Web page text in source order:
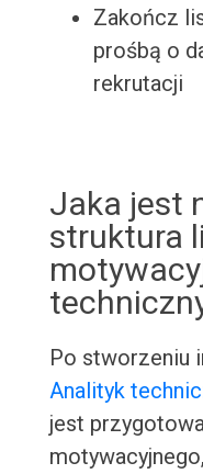
Zakończ
prośbą o
rekrutacji
Jaka jest
struktura
Po stworzeniu
Analityk
jest